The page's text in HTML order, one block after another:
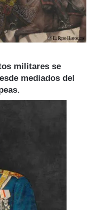
militares se
mediados del